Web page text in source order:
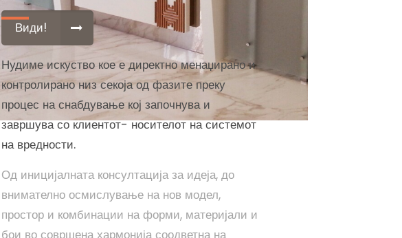
Види!
Нудиме искуство кое е директно менаџирано и
контролирано низ секоја од фазите преку
процес на снабдување кој започнува и
завршува со клиентот- носителот на системот
на вредности.
Од иницијалната консултација за идеја, до
внимателно осмислување на нов модел,
простор и комбинации на форми, материјали и
бои во совршена хармонија соодветна на